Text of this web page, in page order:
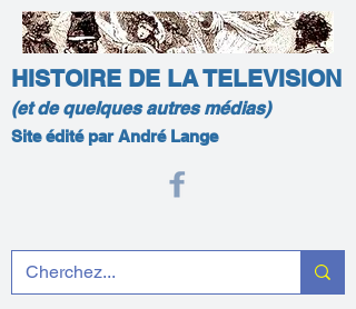
HISTOIRE DE LA TELEVISION
(et de quelques autres médias)
Site édité par André Lange